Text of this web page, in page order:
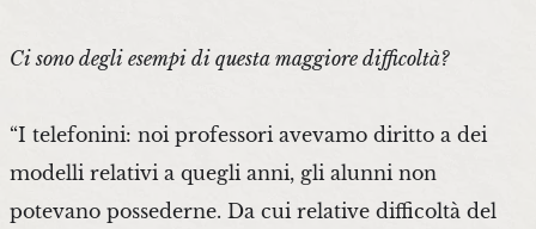
Ci sono degli esempi di questa maggiore difficoltà?
“I telefonini: noi professori avevamo diritto a dei
modelli relativi a quegli anni, gli alunni non
potevano possederne. Da cui relative difficoltà del